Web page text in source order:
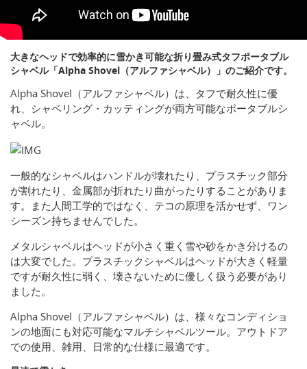
大きなヘッドで効率的に雪かき可能な折り畳み式タフポータブル
シャベル「Alpha Shovel（アルファシャベル）」のご紹介です。
Alpha Shovel（アルファシャベル）は、タフで耐久性に優
れ、シャベリング・カッティングが両方可能なポータブルシ
ャベル。
一般的なシャベルはハンドルが壊れたり、プラスチック部分
が割れたり、金属部が折れたり曲がったりすることがありま
す。また人間工学的ではなく、テコの原理を活かせず、ワン
シーズン持ちませんでした。
メタルシャベルはヘッドが小さく重く雪や砂をかき分けるの
は大変でした。プラスチックシャベルはヘッドが大きく軽量
ですが耐久性に弱く、壊さないために優しく扱う必要があり
ました。
Alpha Shovel（アルファシャベル）は、様々なコンディショ
ンの地面にも対応可能なマルチシャベルツール。アウトドア
での使用、雑用、日常的な仕様に最適です。